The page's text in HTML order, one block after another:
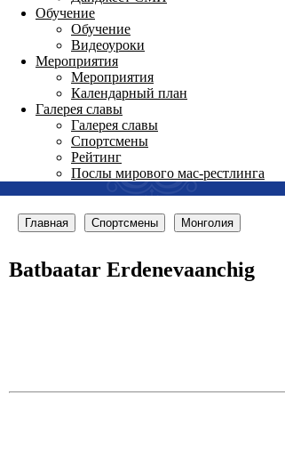
Обучение
Обучение
Видеоуроки
Мероприятия
Мероприятия
Календарный план
Галерея славы
Галерея славы
Спортсмены
Рейтинг
Послы мирового мас-рестлинга
Главная Спортсмены Монголия
Batbaatar Erdenevaanchig